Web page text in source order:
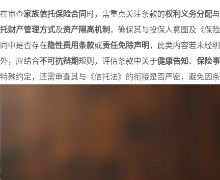
在审查家族信托保险合同时，需重点关注条款的权利义务分配与
托财产管理方式及资产隔离机制，确保其与投保人意图及《保
同中是否存在隐性费用条款或责任免除声明，此类内容若未经
外，应结合不可抗辩期规则，评估条款中关于健康告知、 保险
特殊约定，还需审查其与《信托法》的衔接是否严密，避免因